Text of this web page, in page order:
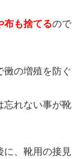
布も捨てるので
黴の増殖を防ぐ
忘れない事が靴
、靴用の接見